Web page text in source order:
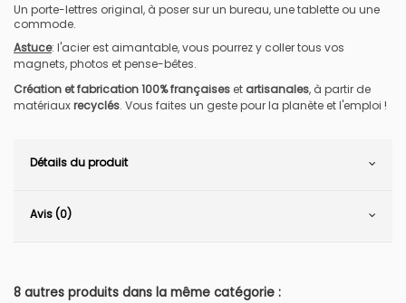
Un porte-lettres original, à poser sur un bureau, une tablette ou une
commode.
Astuce: l'acier est aimantable, vous pourrez y coller tous vos
magnets, photos et pense-bêtes.
Création et fabrication 100% françaises et artisanales, à partir de
matériauxrecyclés. Vous faites un geste pour la planète et l'emploi !
Détails du produit
Avis (0)
8 autres produits dans la même catégorie :